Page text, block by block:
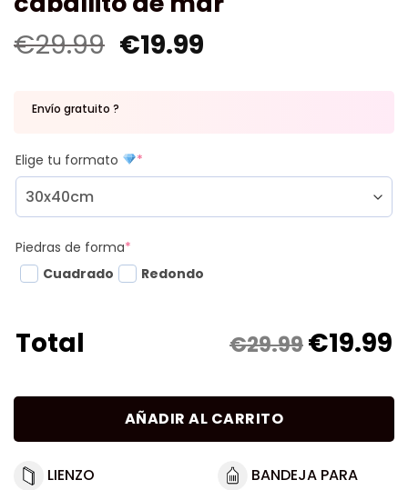
€29.99 €19.99
Envío gratuito ?
Elige tu formato *
Piedras de forma*
Cuadrado
Redondo
Total €29.99€19.99
AÑADIR AL CARRITO
LIENZO
BANDEJA PARA